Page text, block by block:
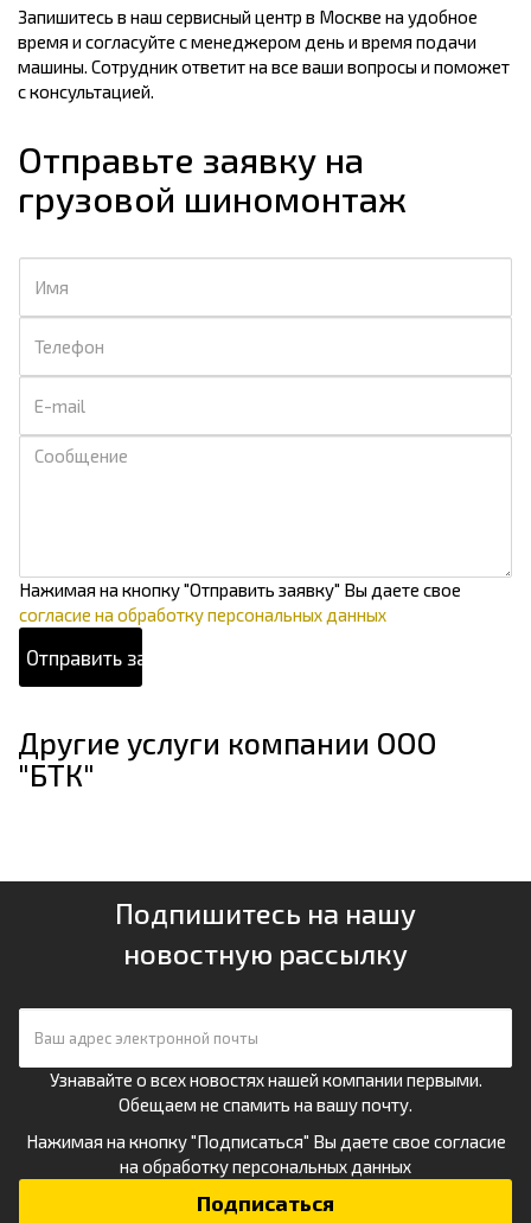
Запишитесь в наш сервисный центр в Москве на удобное
время и согласуйте с менеджером день и время подачи
машины. Сотрудник ответит на все ваши вопросы и поможет
с консультацией.
Отправьте заявку на
грузовой шиномонтаж
Нажимая на кнопку "Отправить заявку" Вы даете свое
согласие на обработку персональных данных
Другие услуги компании ООО
"БТК"
Подпишитесь на нашу
новостную рассылку
Узнавайте о всех новостях нашей компании первыми.
Обещаем не спамить на вашу почту.
Нажимая на кнопку "Подписаться" Вы даете свое согласие
на обработку персональных данных